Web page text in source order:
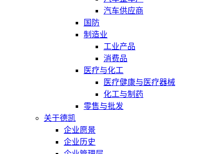
汽车供应商
国防
制造业
工业产品
消费品
医疗与化工
医疗健康与医疗器械
化工与制药
零售与批发
关于德凯
企业愿景
企业历史